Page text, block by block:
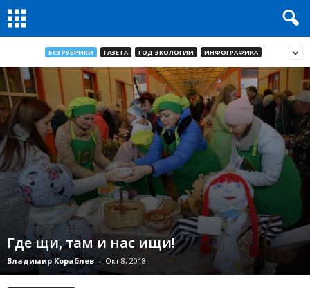
БЕЗ РУБРИКИ ГАЗЕТА ГОД ЭКОЛОГИИ ИНФОГРАФИКА
Где щи, там и нас ищи!
Владимир Кораблев - Окт 8, 2018